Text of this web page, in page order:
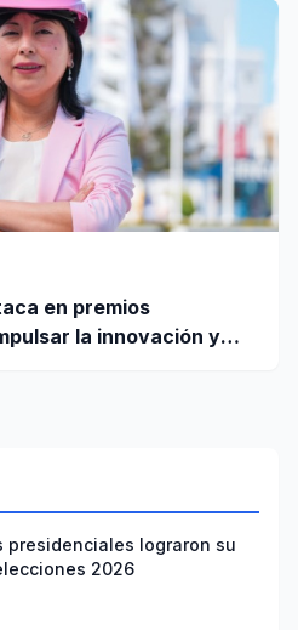
en premios
la innovación y
presidenciales lograron su
2026